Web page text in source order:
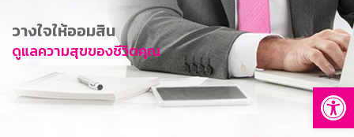
การพัฒนาที่ยั่งยืน
ข่าวสาร
บริการทางการเงิน
อื่นๆ
วางใจให้ออมสิน
ดูแลความสุขของชีวิตคุณ